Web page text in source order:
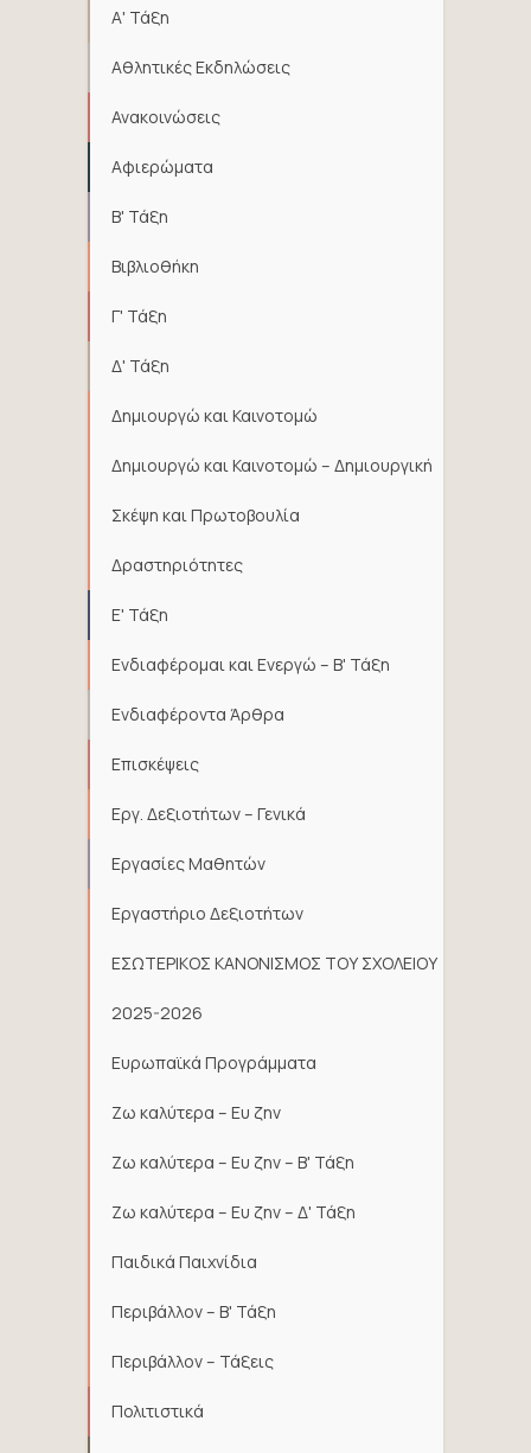
Α' Τάξη
Αθλητικές Εκδηλώσεις
Ανακοινώσεις
Αφιερώματα
Β' Τάξη
Βιβλιοθήκη
Γ' Τάξη
Δ' Τάξη
Δημιουργώ και Καινοτομώ
Δημιουργώ και Καινοτομώ – Δημιουργική
Σκέψη και Πρωτοβουλία
Δραστηριότητες
Ε' Τάξη
Ενδιαφέρομαι και Ενεργώ – Β' Τάξη
Ενδιαφέροντα Άρθρα
Επισκέψεις
Εργ. Δεξιοτήτων – Γενικά
Εργασίες Μαθητών
Εργαστήριο Δεξιοτήτων
ΕΣΩΤΕΡΙΚΟΣ ΚΑΝΟΝΙΣΜΟΣ ΤΟΥ ΣΧΟΛΕΙΟΥ
2025-2026
Ευρωπαϊκά Προγράμματα
Ζω καλύτερα – Ευ ζην
Ζω καλύτερα – Ευ ζην – Β' Τάξη
Ζω καλύτερα – Ευ ζην – Δ' Τάξη
Παιδικά Παιχνίδια
Περιβάλλον – Β' Τάξη
Περιβάλλον – Τάξεις
Πολιτιστικά